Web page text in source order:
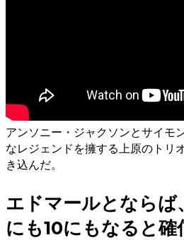
アンソニー・ジャクソンとサイモ
なレジェンドを擁する上原のトリ
き込んだ。
エドマールとならば
にも10にもなると確